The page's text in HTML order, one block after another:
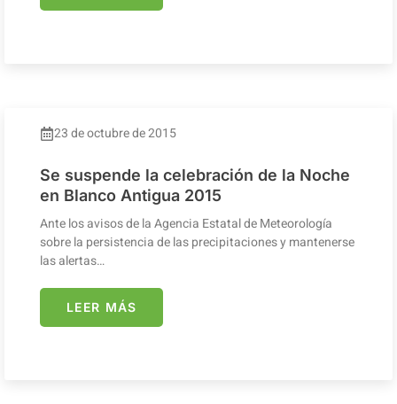
23 de octubre de 2015
Se suspende la celebración de la Noche
en Blanco Antigua 2015
Ante los avisos de la Agencia Estatal de Meteorología
sobre la persistencia de las precipitaciones y mantenerse
las alertas…
LEER MÁS